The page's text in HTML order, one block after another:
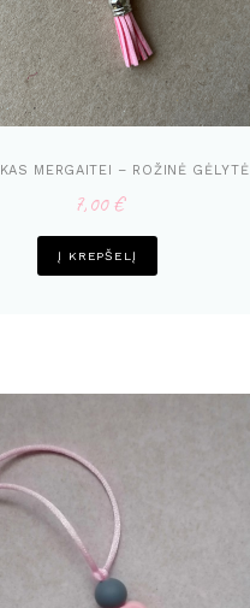
MERGAITEI – ROŽINĖ GĖLYTĖ
7,00€
Į KREPŠELĮ